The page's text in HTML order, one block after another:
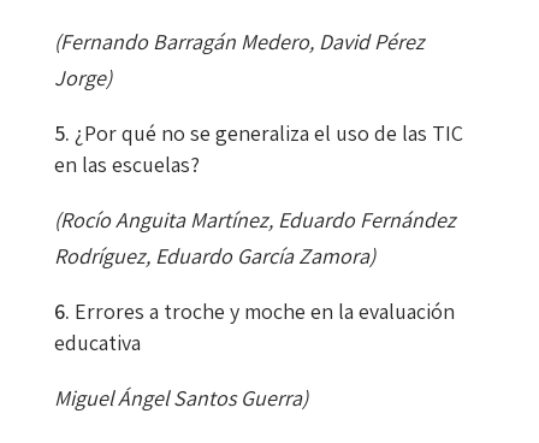
(Fernando Barragán Medero, David Pérez
Jorge)
¿Por qué no se generaliza el uso de las TIC
en las escuelas?
(Rocío Anguita Martínez, Eduardo Fernández
Rodríguez, Eduardo García Zamora)
Errores a troche y moche en la evaluación
educativa
Miguel Ángel Santos Guerra)